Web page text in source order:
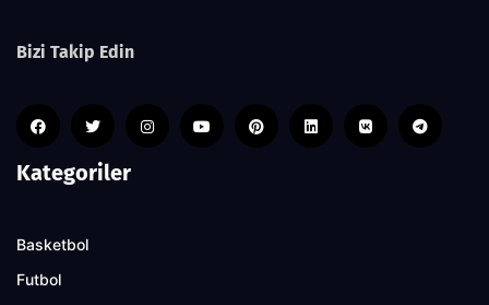
Bizi Takip Edin
Kategoriler
Basketbol
Futbol